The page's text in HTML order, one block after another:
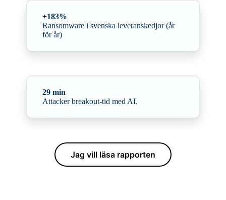
+183%
Ransomware i svenska leveranskedjor (år
för år)
29 min
Attacker breakout-tid med AI.
Jag vill läsa rapporten